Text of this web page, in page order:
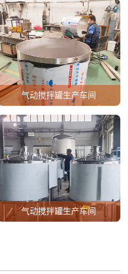
气动搅拌罐生产车间
气动搅拌罐生产车间